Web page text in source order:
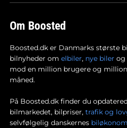
Om Boosted
Boosted.dk er Danmarks største
bilnyheder om elbiler, nye biler og
mod en million brugere og
måned.
På Boosted.dk finder du
bilmarkedet, bilpriser, trafik og
selvfølgelig danskernes